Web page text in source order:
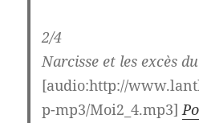
2/4
Narcisse et les excès
[audio:http://
p-mp3/Moi2_4.mp3]